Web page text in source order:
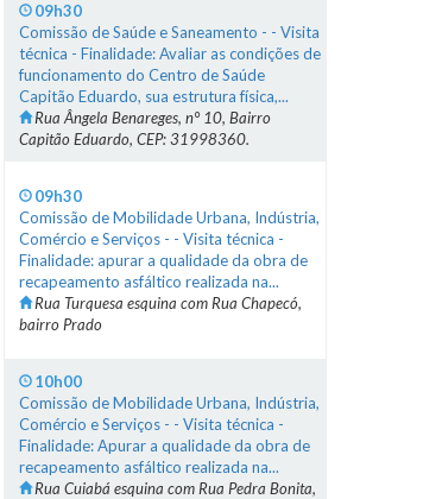
09h30
Comissão de Saúde e Saneamento - - Visita
técnica - Finalidade: Avaliar as condições de
funcionamento do Centro de Saúde
Capitão Eduardo, sua estrutura física,...
Rua Ângela Benareges, n° 10, Bairro
Capitão Eduardo, CEP: 31998360.
09h30
Comissão de Mobilidade Urbana, Indústria,
Comércio e Serviços - - Visita técnica -
Finalidade: apurar a qualidade da obra de
recapeamento asfáltico realizada na...
Rua Turquesa esquina com Rua Chapecó,
bairro Prado
10h00
Comissão de Mobilidade Urbana, Indústria,
Comércio e Serviços - - Visita técnica -
Finalidade: Apurar a qualidade da obra de
recapeamento asfáltico realizada na...
Rua Cuiabá esquina com Rua Pedra Bonita,